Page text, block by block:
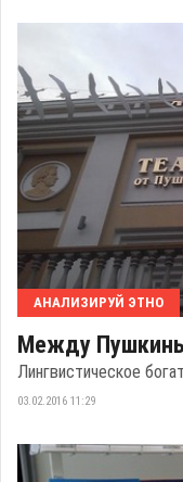
АНАЛИЗИРУЙ ЭТНО
Между
Лингвистическое
03.02.2016 11:29